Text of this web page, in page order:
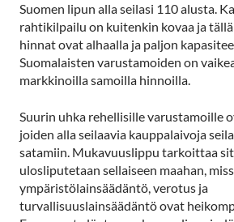
Suomen lipun alla seilasi 110 alusta.
rahtikilpailu on kuitenkin kovaa ja
hinnat ovat alhaalla ja paljon
Suomalaisten varustamoiden on
markkinoilla samoilla hinnoilla.
Suurin uhka rehellisille varustamoille
joiden alla seilaavia kauppalaivoja
satamiin. Mukavuuslippu tarkoittaa
ulosliputetaan sellaiseen maahan,
ympäristölainsäädäntö, verotus ja
turvallisuuslainsäädäntö ovat